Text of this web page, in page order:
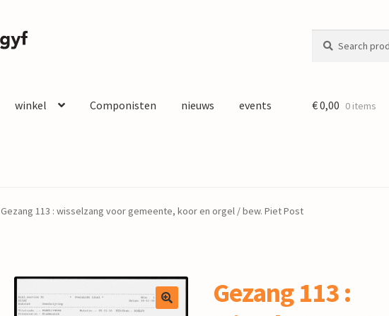
for:
winkel Componisten nieuws events €0,00 0 items
Gezang 113 : wisselzang voor gemeente, koor en orgel / bew. Piet Post
Gezang 113 :